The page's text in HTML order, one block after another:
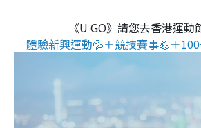
《U GO》請您去香港運動
體驗新興運動💦＋競技賽事💪＋